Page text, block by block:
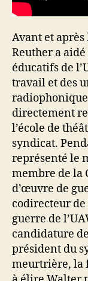
Avant et
Reuther a
éducatifs de
travail et des
directement
l’école de
syndicat.
représenté le
membre de la
d’œuvre de
codirecteur
guerre de
candidature
président du
meurtrière, la